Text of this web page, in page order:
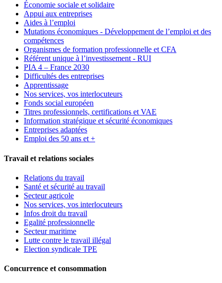
Économie sociale et solidaire
Appui aux entreprises
Aides à l’emploi
Mutations économiques - Développement de l’emploi et des
compétences
Organismes de formation professionnelle et CFA
Référent unique à l’investissement - RUI
PIA 4 – France 2030
Difficultés des entreprises
Apprentissage
Nos services, vos interlocuteurs
Fonds social européen
Titres professionnels, certifications et VAE
Information stratégique et sécurité économiques
Entreprises adaptées
Emploi des 50 ans et +
Travail et relations sociales
Relations du travail
Santé et sécurité au travail
Secteur agricole
Nos services, vos interlocuteurs
Infos droit du travail
Egalité professionnelle
Secteur maritime
Lutte contre le travail illégal
Election syndicale TPE
Concurrence et consommation